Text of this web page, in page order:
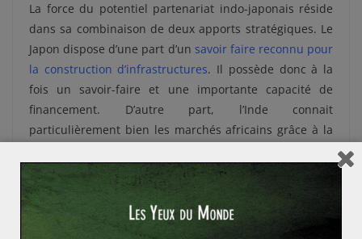
La force du potentiel partenariat indo-japonais réside
dans sa combinaison de deux apports stratégiques. Le
Japon dispose d’une part d’un savoir faire reconnu pour
la construction d’infrastructures. Il possède donc à la
fois un savoir-faire et une importante capacité de
financement. D’autre part, l’Inde connait
particulièrement bien les marchés africains grâce à la
en outre un levier historique. L’Inde a en effet
constamment soutenu la démocratie contre le
colonialisme, ce qui lui assure un certain écho. Dès